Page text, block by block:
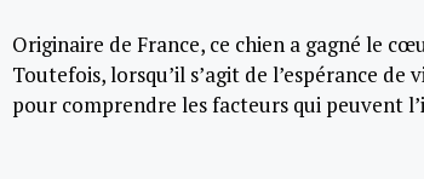
Originaire de France, ce chien a gagné le
Toutefois, lorsqu’il s’agit de l’espérance
pour comprendre les facteurs qui peuvent